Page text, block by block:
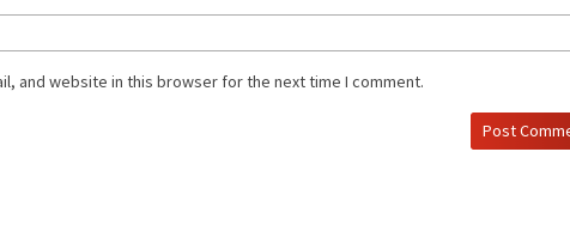
and website in this browser for the next time I comment.